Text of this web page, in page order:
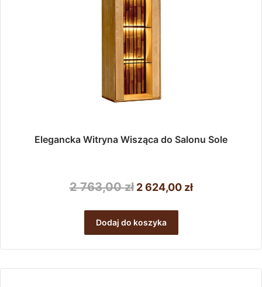
Elegancka Witryna Wisząca do Salonu Sole
2 763,00zł Pierwotna
wynosiła:
2
763,00 zł.
2 624,00 złAktualna
624,00 zł.
Dodaj do koszyka